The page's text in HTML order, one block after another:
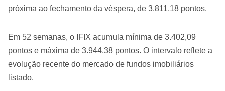
próxima ao fechamento da véspera, de 3.811,18 pontos.
Em 52 semanas, o IFIX acumula mínima de 3.402,09
pontos e máxima de 3.944,38 pontos. O intervalo reflete a
evolução recente do mercado de fundos imobiliários
listado.